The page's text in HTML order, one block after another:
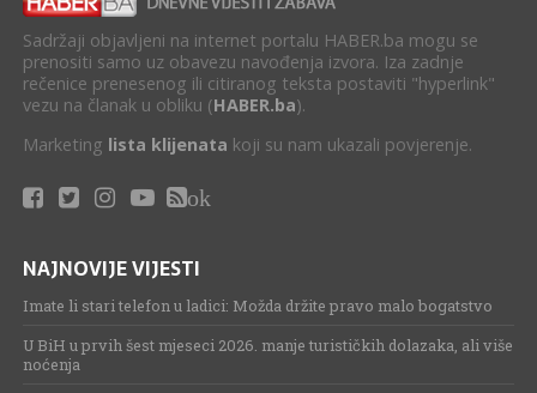
Sadržaji objavljeni na internet portalu HABER.ba mogu se
prenositi samo uz obavezu navođenja izvora. Iza zadnje
rečenice prenesenog ili citiranog teksta postaviti "hyperlink"
vezu na članak u obliku (HABER.ba).
Marketing lista klijenata koji su nam ukazali povjerenje.
ok
NAJNOVIJE VIJESTI
Imate li stari telefon u ladici: Možda držite pravo malo bogatstvo
U BiH u prvih šest mjeseci 2026. manje turističkih dolazaka, ali više
noćenja